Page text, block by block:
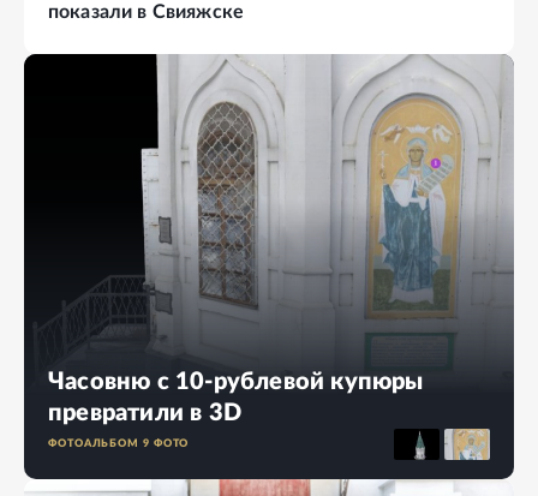
показали в Свияжске
Часовню с 10-рублевой купюры
превратили в 3D
ФОТОАЛЬБОМ 9 ФОТО